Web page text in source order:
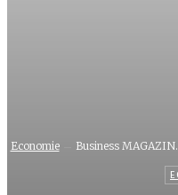
Economie Business